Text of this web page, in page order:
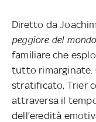
Diretto da
peggiore del mondo
familiare che
tutto rimarginate.
stratificato, Trier
attraversa il
dell’eredità